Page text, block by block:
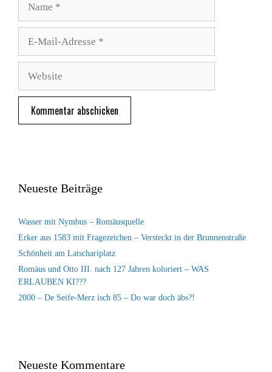
Adresse
Neueste Beiträge
Wasser mit Nymbus – Romäusquelle
Erker aus 1583 mit Fragezeichen – Versteckt in der Brunnenstraße
Schönheit am Latschariplatz
Romäus und Otto III. nach 127 Jahren koloriert – WAS
ERLAUBEN KI???
2000 – De Seife-Merz isch 85 – Do war doch äbs?!
Neueste Kommentare